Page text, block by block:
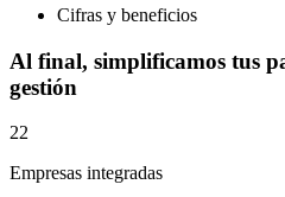
Cifras y beneficios​
Al final, simplificamos tus
gestión
22
Empresas integradas